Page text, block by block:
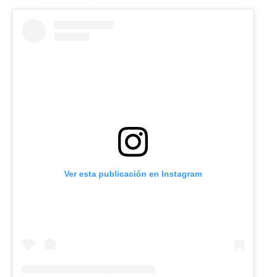
Ver esta publicación en Instagram